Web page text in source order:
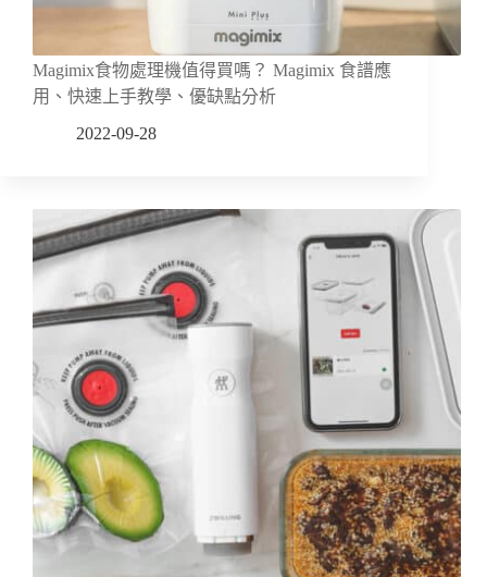
Magimix食物處理機值得買嗎？ Magimix 食譜應
用、快速上手教學、優缺點分析
2022-09-28